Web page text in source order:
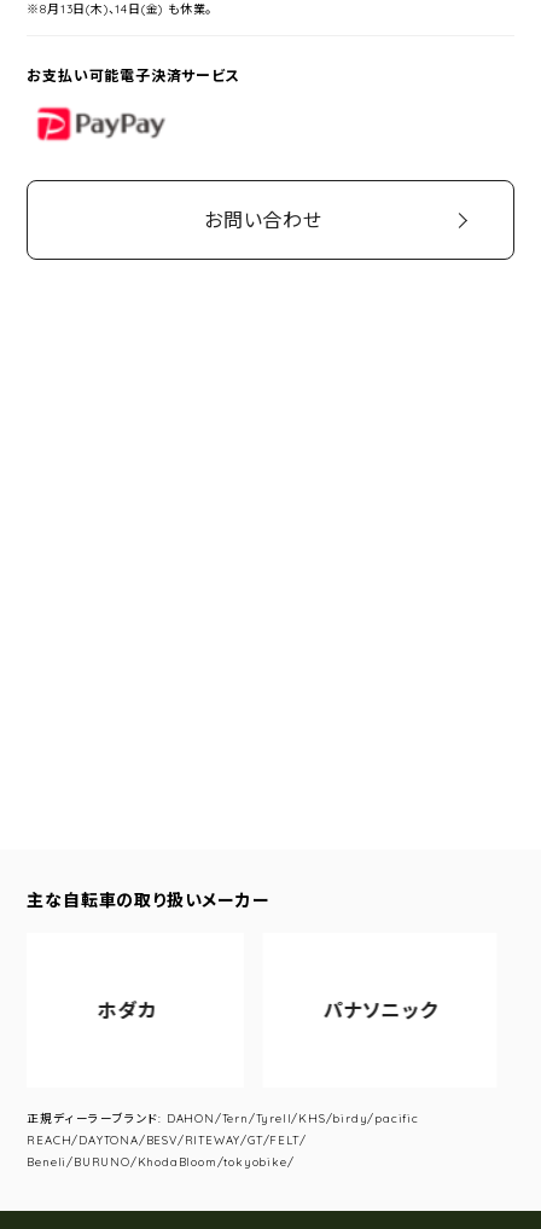
※8月13日(木)、14日(金) も休業。
お支払い可能電子決済サービス
PayPay
お問い合わせ
主な自転車の取り扱いメーカー
ホダカ パナソニック
正規ディーラーブランド: DAHON/Tern/Tyrell/KHS/birdy/pacific
REACH/DAYTONA/BESV/RITEWAY/GT/FELT/
Beneli/BURUNO/KhodaBloom/tokyobike/